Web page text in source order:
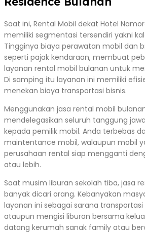
Saat ini, Rental Mobil dekat Hotel
memiliki segmentasi tersendiri yakni
Tingginya biaya perawatan mobil dan
seperti pajak kendaraan, membuat
layanan rental mobil bulanan untuk
Di samping itu layanan ini memiliki
menekan biaya transportasi bisnis.
Menggunakan jasa rental mobil
mendelegasikan seluruh tanggung
kepada pemilik mobil. Anda terbebas
maintentance mobil, walaupun mobil
perusahaan rental siap mengganti
atau lebih.
Saat musim liburan sekolah tiba, jasa
banyak dicari orang. Kebanyakan
layanan ini sebagai sarana
ataupun mengisi liburan bersama
datang kerumah sanak family atau